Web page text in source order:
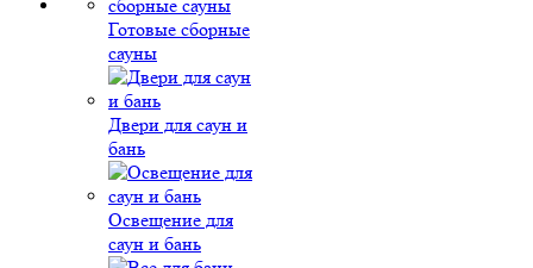
Готовые сборные
сауны
Двери для саун и
бань
Освещение для
саун и бань